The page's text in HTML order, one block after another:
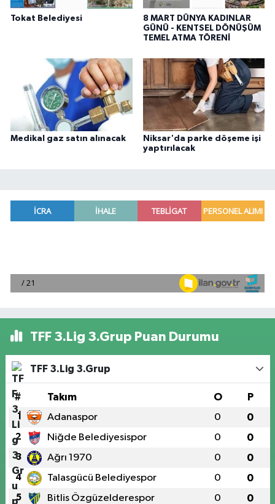
Tokat Belediyesi
8 MART DÜNYA KADINLAR
GÜNÜ - KENTSEL DÖNÜŞÜM
TEMEL ATMA TÖRENİ
Medikal gaz satın alınacak
Niksar'da parke döşeme işi
yaptırılacak
TFF 3.Lig 3.Grup Puan Durumu
TFF 3.Lig 3.Grup
# Takım O P
1 Adanaspor 0 0
2 Niğde Belediyesispor 0 0
3 Ağrı 1970 0 0
4 Talasgücü Belediyespor 0 0
5 Bitlis Özgüzelderespor 0 0